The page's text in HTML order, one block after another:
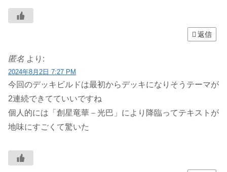
返信
匿名 より:
2024年8月2日 7:27 PM
今回のデッキビルドは最初からデッキになりそうテーマが
2連続できてていいですね
個人的には「創星竜華－光巴」により降臨ってテキストが
地味にすごくて驚いた